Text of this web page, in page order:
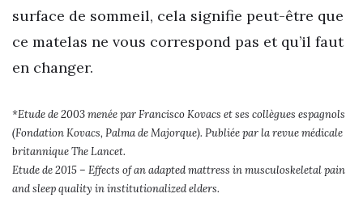
surface de sommeil, cela signifie peut-être que
ce matelas ne vous correspond pas et qu’il faut
en changer.
*Etude de 2003 menée par Francisco Kovacs et ses collègues espagnols
(Fondation Kovacs, Palma de Majorque). Publiée par la revue médicale
britannique The Lancet.
Etude de 2015 – Effects of an adapted mattress in musculoskeletal pain
and sleep quality in institutionalized elders.